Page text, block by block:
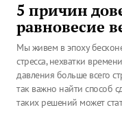
5 причин
равновесие
Мы живем в эпоху
стресса, нехватки
давления больше всего
так важно найти способ
таких решений может